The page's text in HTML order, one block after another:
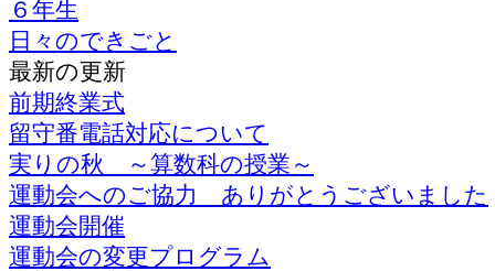
６年生
日々のできごと
最新の更新
前期終業式
留守番電話対応について
実りの秋 ～算数科の授業～
運動会へのご協力 ありがとうございました
運動会開催
運動会の変更プログラム